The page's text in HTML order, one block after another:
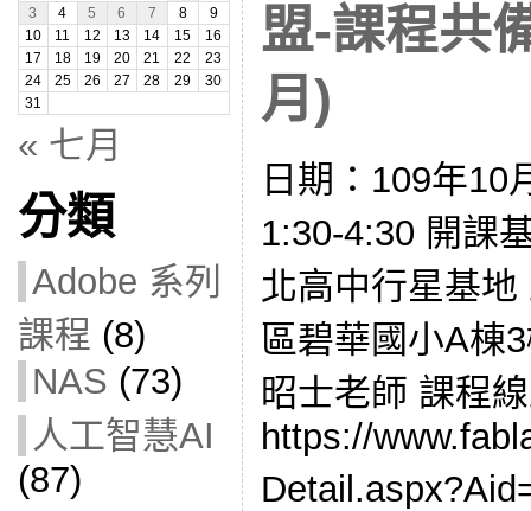
3
4 5 6 7 8
9
10
11 12 13 14 15
16
17
18 19 20 21 22
23
24
25 26 27 28 29
30
31
« 七月
分類
Adobe 系列
課程 (8)
NAS (73)
人工智慧AI
(87)
盟-課程共
月)
日期：109年10
1:30-4:30 開課
北高中行星基
區碧華國小A棟
昭士老師 課程
https://